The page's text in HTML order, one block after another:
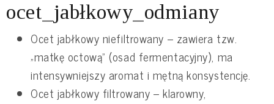
ocet_jabłkowy_odmiany
Ocet jabłkowy niefiltrowany – zawiera tzw.
„matkę octową” (osad fermentacyjny), ma
intensywniejszy aromat i mętną konsystencję.
Ocet jabłkowy filtrowany – klarowny,